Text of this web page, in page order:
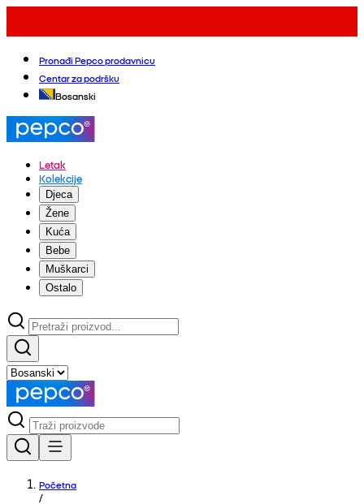
Pronađi Pepco prodavnicu
Centar za podršku
Bosanski
Letak
Kolekcije
Djeca
Žene
Kuća
Bebe
Muškarci
Ostalo
Početna
/